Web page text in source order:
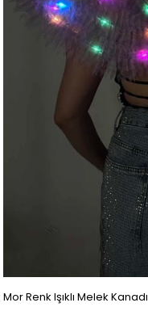
Mor Renk Işıklı Melek Kanadı